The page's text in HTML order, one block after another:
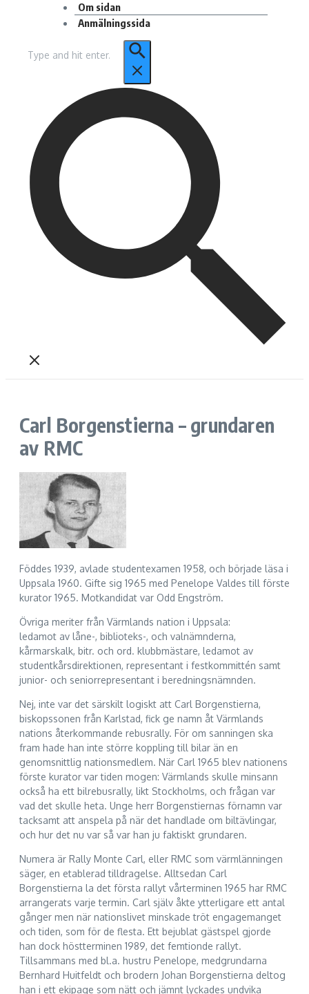
Om sidan
Anmälningssida
efter:
Carl Borgenstierna – grundaren
av RMC
Föddes 1939, avlade studentexamen 1958, och började läsa i
Uppsala 1960. Gifte sig 1965 med Penelope Valdes till förste
kurator 1965. Motkandidat var Odd Engström.
Övriga meriter från Värmlands nation i Uppsala:
ledamot av låne-, biblioteks-, och valnämnderna,
kårmarskalk, bitr. och ord. klubbmästare, ledamot av
studentkårsdirektionen, representant i festkommittén samt
junior- och seniorrepresentant i beredningsnämnden.
Nej, inte var det särskilt logiskt att Carl Borgenstierna,
biskopssonen från Karlstad, fick ge namn åt Värmlands
nations återkommande rebusrally. För om sanningen ska
fram hade han inte större koppling till bilar än en
genomsnittlig nationsmedlem. När Carl 1965 blev nationens
förste kurator var tiden mogen: Värmlands skulle minsann
också ha ett bilrebusrally, likt Stockholms, och frågan var
vad det skulle heta. Unge herr Borgenstiernas förnamn var
tacksamt att anspela på när det handlade om biltävlingar,
och hur det nu var så var han ju faktiskt grundaren.
Numera är Rally Monte Carl, eller RMC som värmlänningen
säger, en etablerad tilldragelse. Alltsedan Carl
Borgenstierna la det första rallyt vårterminen 1965 har RMC
arrangerats varje termin. Carl själv åkte ytterligare ett antal
gånger men när nationslivet minskade tröt engagemanget
och tiden, som för de flesta. Ett bejublat gästspel gjorde
han dock höstterminen 1989, det femtionde rallyt.
Tillsammans med bl.a. hustru Penelope, medgrundarna
Bernhard Huitfeldt och brodern Johan Borgenstierna deltog
han i ett ekipage som nätt och jämnt lyckades undvika